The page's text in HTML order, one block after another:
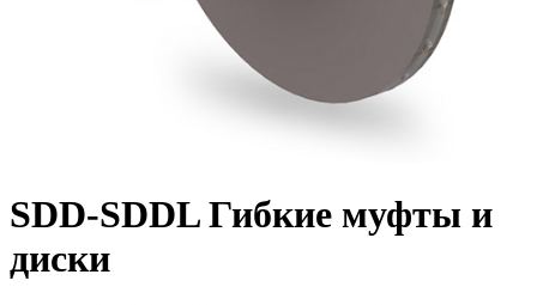
SDD-SDDL Гибкие муфты и
диски